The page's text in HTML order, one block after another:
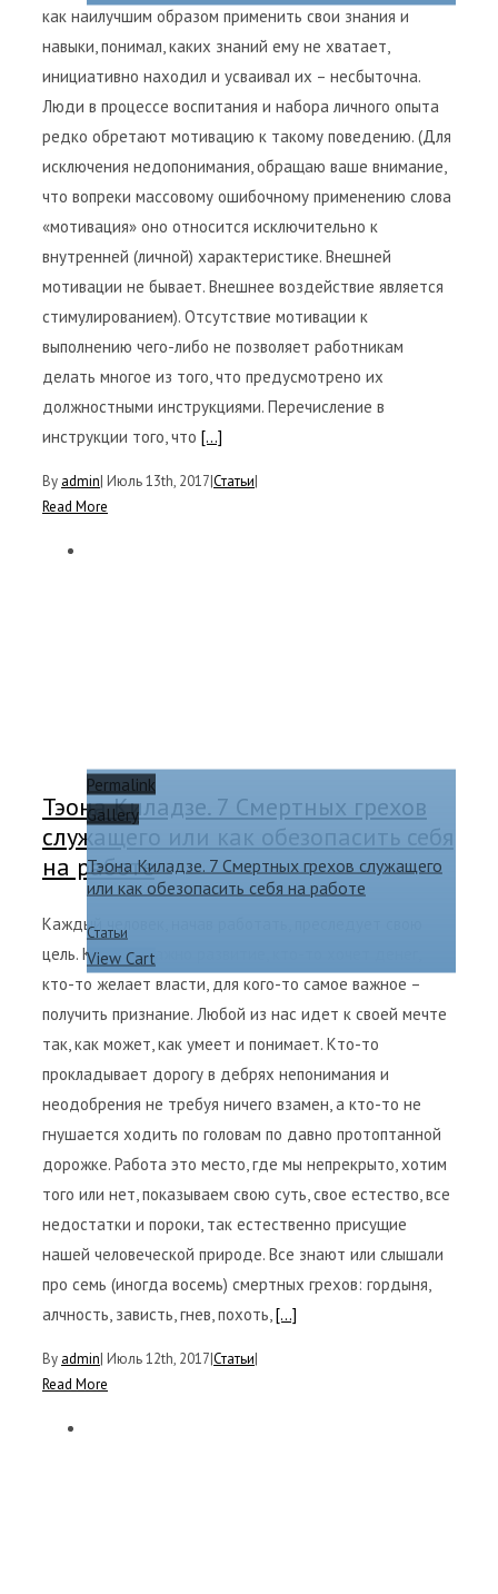
как наилучшим образом применить свои знания и
навыки, понимал, каких знаний ему не хватает,
инициативно находил и усваивал их – несбыточна.
Люди в процессе воспитания и набора личного опыта
редко обретают мотивацию к такому поведению. (Для
исключения недопонимания, обращаю ваше внимание,
что вопреки массовому ошибочному применению слова
«мотивация» оно относится исключительно к
внутренней (личной) характеристике. Внешней
мотивации не бывает. Внешнее воздействие является
стимулированием). Отсутствие мотивации к
выполнению чего-либо не позволяет работникам
делать многое из того, что предусмотрено их
должностными инструкциями. Перечисление в
инструкции того, что [...]
By admin| Июль 13th, 2017|Статьи|
Read More
Permalink
Gallery
Тэона Киладзе. 7 Смертных грехов служащего
или как обезопасить себя на работе
Статьи
View Cart
Тэона Киладзе. 7 Смертных грехов
служащего или как обезопасить себя
на работе
Каждый человек, начав работать, преследует свою
цель. Кому-то важно развитие, кто-то хочет денег,
кто-то желает власти, для кого-то самое важное –
получить признание. Любой из нас идет к своей мечте
так, как может, как умеет и понимает. Кто-то
прокладывает дорогу в дебрях непонимания и
неодобрения не требуя ничего взамен, а кто-то не
гнушается ходить по головам по давно протоптанной
дорожке. Работа это место, где мы непрекрыто, хотим
того или нет, показываем свою суть, свое естество, все
недостатки и пороки, так естественно присущие
нашей человеческой природе. Все знают или слышали
про семь (иногда восемь) смертных грехов: гордыня,
алчность, зависть, гнев, похоть,[...]
By admin| Июль 12th, 2017|Статьи|
Read More